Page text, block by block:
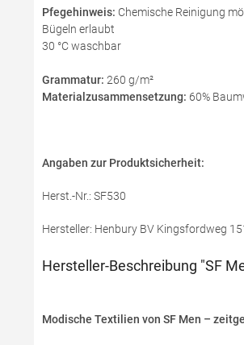
Pfegehinweis: Chemische Reinigung
Bügeln erlaubt
30 °C waschbar
Grammatur: 260 g/m²
Materialzusammensetzung: 60%
Angaben zur Produktsicherheit:
Herst.-Nr.: SF530
Hersteller: Henbury BV Kingsfordweg
Hersteller-Beschreibung "SF
Modische Textilien von SF Men –